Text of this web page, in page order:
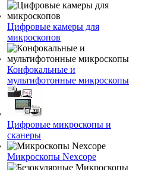
Цифровые камеры для
микроскопов
Конфокальные и
мультифотонные микроскопы
Цифровые микроскопы и
сканеры
Микроскопы Nexcope